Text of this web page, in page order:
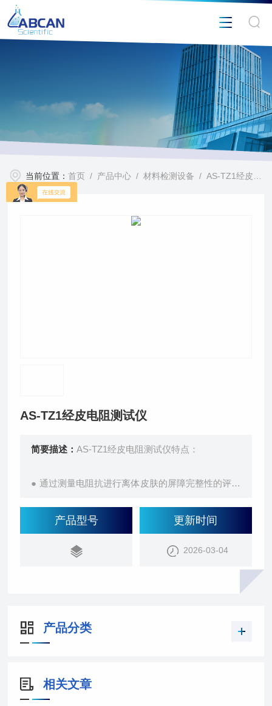
当前位置：首页 / 产品中心 /材料检测设备 /AS-TZ1经皮电阻测试仪
AS-TZ1经皮电阻测试仪
简要描述：AS-TZ1经皮电阻测试仪特点：
● 通过测量电阻抗进行离体皮肤的屏障完整性的评估
药物透皮吸收试验，化妆品功效测试的数据偏差
产品型号 更新时间
2026-03-04
产品分类
相关文章